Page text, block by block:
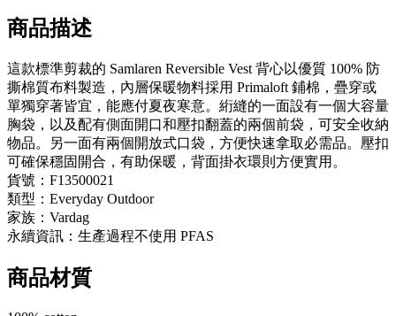
商品描述
這款標準剪裁的 Samlaren Reversible Vest 背心以優質 100% 防
撕棉質布料製造，內層保暖物料採用 Primaloft 鋪棉，疊穿或
單獨穿著皆宜，能應付夏夜寒意。絎縫的一面設有一個大容量
胸袋，以及配有側面開口和壓扣翻蓋的兩個前袋，可安全收納
物品。另一面有兩個開放式口袋，方便快速拿取必需品。壓扣
可確保穩固開合，有助保暖，背面掛衣環則方便實用。
貨號：F13500021
類型：Everyday Outdoor
家族：Vardag
永續資訊：生產過程不使用 PFAS
商品材質